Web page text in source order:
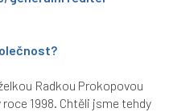
Radkou Prokopovou
1998. Chtěli jsme tehdy